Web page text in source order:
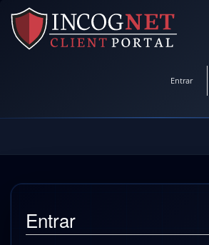
Entrar
Entrar